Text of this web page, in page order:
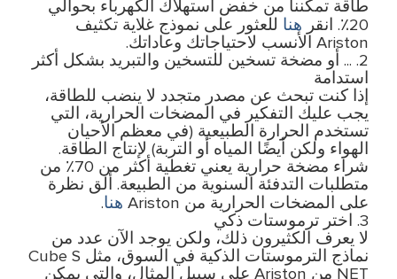
طاقة تمكننا من خفض استهلاك الكهرباء بحوالي
20٪. انقر
هنا للعثور على نموذج غلاية تكثيف
Ariston الأنسب لاحتياجاتك وعاداتك.
2. ... أو مضخة تسخين للتسخين والتبريد بشكل أكثر
استدامة
إذا كنت تبحث عن مصدر متجدد لا ينضب للطاقة،
يجب عليك التفكير في المضخات الحرارية، التي
تستخدم الحرارة الطبيعية (في معظم الأحيان
الهواء ولكن أيضًا المياه أو التربة) لإنتاج الطاقة.
شراء مضخة حرارية يعني تغطية أكثر من 70٪ من
متطلبات التدفئة السنوية من الطبيعة. ألق نظرة
على المضخات الحرارية من Ariston
هنا.
3. اختر ترموستات ذكي
لا يعرف الكثيرون ذلك، ولكن يوجد الآن عدد من
نماذج الترموستات الذكية في السوق، مثل Cube S
NET من Ariston على سبيل المثال، والتي يمكن